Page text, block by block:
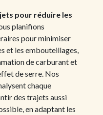
pour réduire les
planifions
pour minimiser
et les embouteillages,
de carburant et
de serre. Nos
chaque
des trajets aussi
en adaptant les